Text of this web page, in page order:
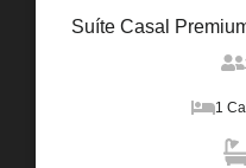
Suíte Casal
1